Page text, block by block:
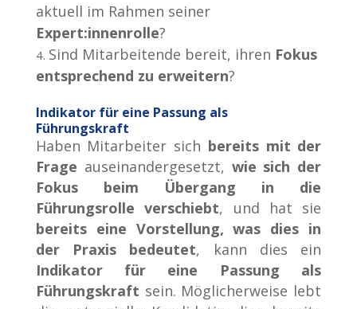
aktuell im Rahmen seiner
Expert:innenrolle?
Sind Mitarbeitende bereit, ihren Fokus
entsprechend zu erweitern?
Indikator für eine Passung als
Führungskraft
Haben Mitarbeiter sich bereits mit der
Frage auseinandergesetzt, wie sich der
Fokus beim Übergang in die
Führungsrolle verschiebt, und hat sie
bereits eine Vorstellung, was dies in
der Praxis bedeutet, kann dies ein
Indikator für eine Passung als
Führungskraft sein. Möglicherweise lebt